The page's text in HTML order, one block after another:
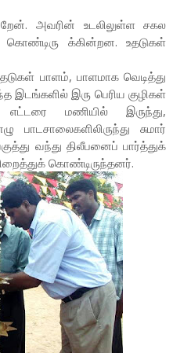
அவரின் உடலிலுள்ள சகல
கொண்டிரு க்கின்றன. உதடுகள்
பாளம், பாளமாக வெடித்து
இடங்களில் இரு பெரிய குழிகள்
மணியில் இருந்து,
சுமார்
வந்து திலீபனைப் பார்த்துக்
கொண்டிருந்தனர்.